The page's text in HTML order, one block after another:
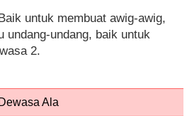
untuk membuat awig-awig,
undang-undang, baik untuk
2.
Dewasa Ala